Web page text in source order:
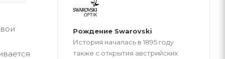
Рождение Swarovski
История началась в 1895 году
также с открытия австрийских